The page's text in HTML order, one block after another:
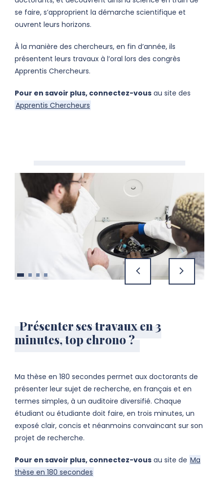
se faire, s’approprient la démarche scientifique et
ouvrent leurs horizons.
À la manière des chercheurs, en fin d’année, ils
présentent leurs travaux à l’oral lors des congrès
Apprentis Chercheurs.
Pour en savoir plus, connectez-vous au site des
Apprentis Chercheurs
précédent suivant
Présenter ses travaux en 3
minutes, top chrono ?
Ma thèse en 180 secondes permet aux doctorants de
présenter leur sujet de recherche, en français et en
termes simples, à un auditoire diversifié. Chaque
étudiant ou étudiante doit faire, en trois minutes, un
exposé clair, concis et néanmoins convaincant sur son
projet de recherche.
Pour en savoir plus, connectez-vous au site de Ma
thèse en 180 secondes